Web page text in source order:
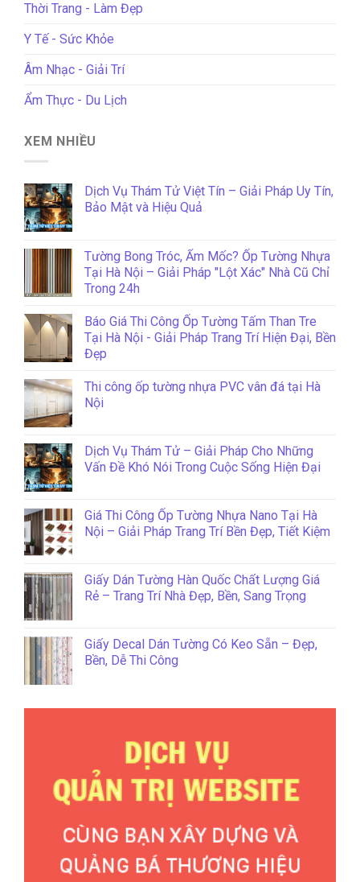
Thời Trang - Làm Đẹp
Y Tế - Sức Khỏe
Âm Nhạc - Giải Trí
Ẩm Thực - Du Lịch
XEM NHIỀU
Dịch Vụ Thám Tử Việt Tín – Giải Pháp Uy Tín,
Bảo Mật và Hiệu Quả
Tường Bong Tróc, Ẩm Mốc? Ốp Tường Nhựa
Tại Hà Nội – Giải Pháp "Lột Xác" Nhà Cũ Chỉ
Trong 24h
Báo Giá Thi Công Ốp Tường Tấm Than Tre
Tại Hà Nội - Giải Pháp Trang Trí Hiện Đại, Bền
Đẹp
Thi công ốp tường nhựa PVC vân đá tại Hà
Nội
Dịch Vụ Thám Tử – Giải Pháp Cho Những
Vấn Đề Khó Nói Trong Cuộc Sống Hiện Đại
Giá Thi Công Ốp Tường Nhựa Nano Tại Hà
Nội – Giải Pháp Trang Trí Bền Đẹp, Tiết Kiệm
Giấy Dán Tường Hàn Quốc Chất Lượng Giá
Rẻ – Trang Trí Nhà Đẹp, Bền, Sang Trọng
Giấy Decal Dán Tường Có Keo Sẵn – Đẹp,
Bền, Dễ Thi Công